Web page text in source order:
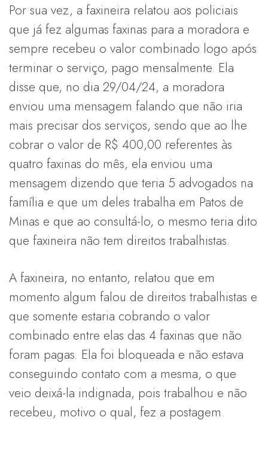
Por sua vez, a faxineira relatou aos policiais
que já fez algumas faxinas para a moradora e
sempre recebeu o valor combinado logo após
terminar o serviço, pago mensalmente. Ela
disse que, no dia 29/04/24, a moradora
enviou uma mensagem falando que não iria
mais precisar dos serviços, sendo que ao lhe
cobrar o valor de R$ 400,00 referentes às
quatro faxinas do mês, ela enviou uma
mensagem dizendo que teria 5 advogados na
família e que um deles trabalha em Patos de
Minas e que ao consultá-lo, o mesmo teria dito
que faxineira não tem direitos trabalhistas.
A faxineira, no entanto, relatou que em
momento algum falou de direitos trabalhistas e
que somente estaria cobrando o valor
combinado entre elas das 4 faxinas que não
foram pagas. Ela foi bloqueada e não estava
conseguindo contato com a mesma, o que
veio deixá-la indignada, pois trabalhou e não
recebeu, motivo o qual, fez a postagem.